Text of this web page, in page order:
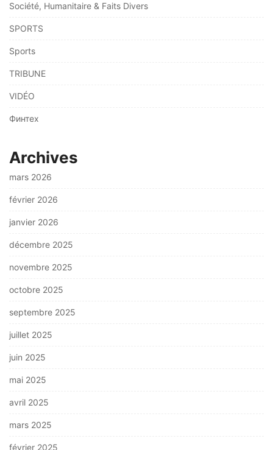
Société, Humanitaire & Faits Divers
SPORTS
Sports
TRIBUNE
VIDÉO
Финтех
Archives
mars 2026
février 2026
janvier 2026
décembre 2025
novembre 2025
octobre 2025
septembre 2025
juillet 2025
juin 2025
mai 2025
avril 2025
mars 2025
février 2025